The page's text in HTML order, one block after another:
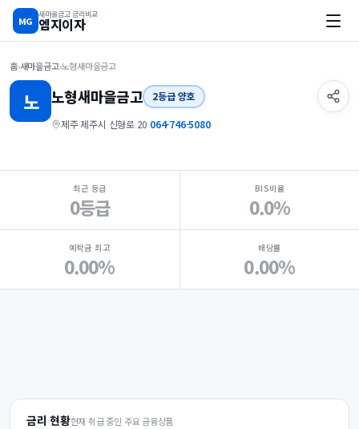
MG
새마을금고 금리비교
엠지이자
홈›새마을금고›노형새마을금고
노 노형새마을금고 2등급 양호
제주 제주시 신형로 20·064-746-5080
지점 핵심 지표 요약
최근 등급
0등급
BIS비율
0.0%
예탁금 최고
0.00%
배당률
0.00%
금리 현황현재 취급 중인 주요 금융상품